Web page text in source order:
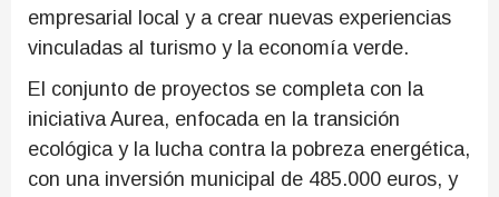
empresarial local y a crear nuevas experiencias
vinculadas al turismo y la economía verde.
El conjunto de proyectos se completa con la
iniciativa Aurea, enfocada en la transición
ecológica y la lucha contra la pobreza energética,
con una inversión municipal de 485.000 euros, y